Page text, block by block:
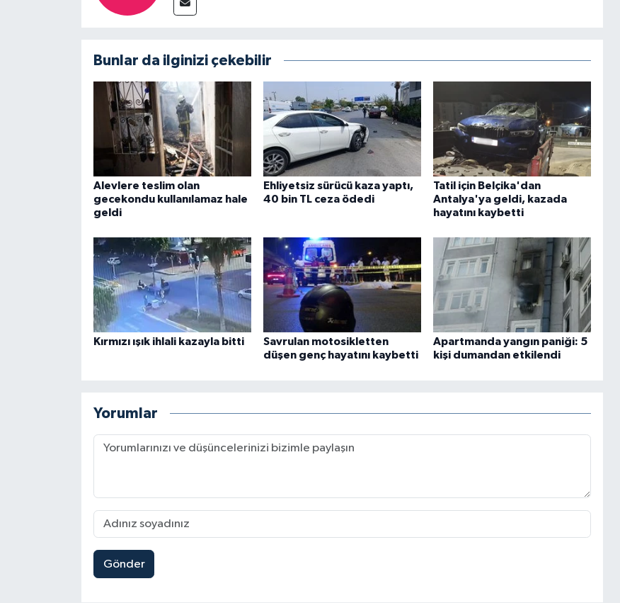
Bunlar da ilginizi çekebilir
Alevlere teslim olan
gecekondu kullanılamaz hale
geldi
Ehliyetsiz sürücü kaza yaptı,
40 bin TL ceza ödedi
Tatil için Belçika'dan
Antalya'ya geldi, kazada
hayatını kaybetti
Kırmızı ışık ihlali kazayla bitti
Savrulan motosikletten
düşen genç hayatını kaybetti
Apartmanda yangın paniği: 5
kişi dumandan etkilendi
Yorumlar
Gönder